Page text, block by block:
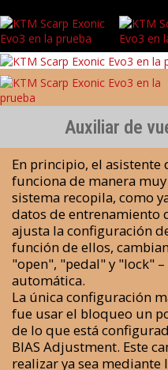
Auxiliar de
En principio, el asistente
funciona de manera
sistema recopila, como
datos de entrenamiento
ajusta la configuración
función de ellos,
"open", "pedal" y "lock"
automática.
La única configuración
fue usar el bloqueo un
de lo que está
BIAS Adjustment. Este
realizar ya sea